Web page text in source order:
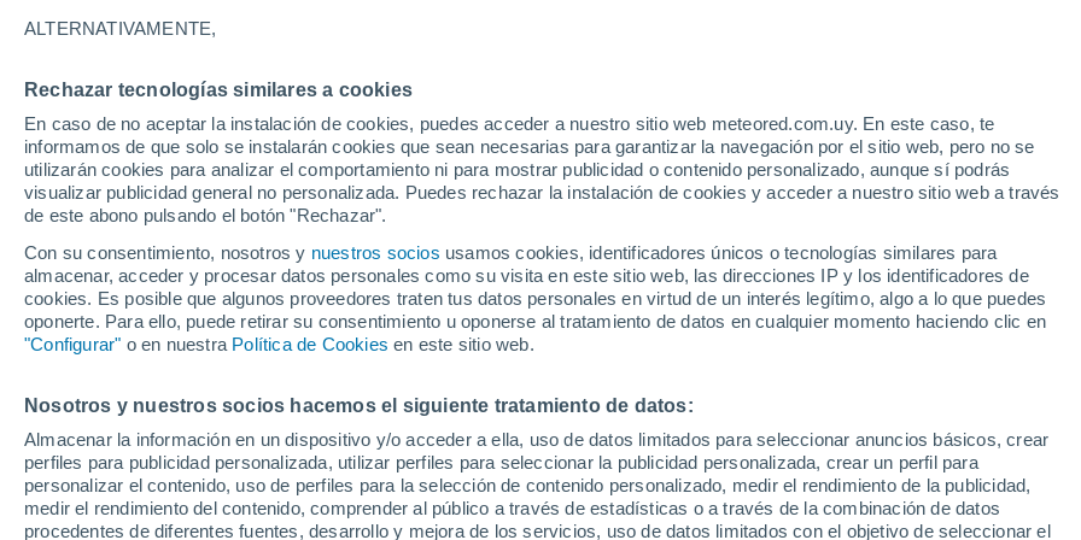
ALTERNATIVAMENTE,
Rechazar tecnologías similares a cookies
En caso de no aceptar la instalación de cookies, puedes acceder a nuestro sitio web meteored.com.uy. En este caso, te
informamos de que solo se instalarán cookies que sean necesarias para garantizar la navegación por el sitio web, pero no se
utilizarán cookies para analizar el comportamiento ni para mostrar publicidad o contenido personalizado, aunque sí podrás
visualizar publicidad general no personalizada. Puedes rechazar la instalación de cookies y acceder a nuestro sitio web a través
de este abono pulsando el botón "Rechazar".
Con su consentimiento, nosotros y nuestros socios usamos cookies, identificadores únicos o tecnologías similares para
almacenar, acceder y procesar datos personales como su visita en este sitio web, las direcciones IP y los identificadores de
cookies. Es posible que algunos proveedores traten tus datos personales en virtud de un interés legítimo, algo a lo que puedes
oponerte. Para ello, puede retirar su consentimiento u oponerse al tratamiento de datos en cualquier momento haciendo clic en
"Configurar" o en nuestra Política de Cookies en este sitio web.
Nosotros y nuestros socios hacemos el siguiente tratamiento de datos:
Almacenar la información en un dispositivo y/o acceder a ella, uso de datos limitados para seleccionar anuncios básicos, crear
perfiles para publicidad personalizada, utilizar perfiles para seleccionar la publicidad personalizada, crear un perfil para
personalizar el contenido, uso de perfiles para la selección de contenido personalizado, medir el rendimiento de la publicidad,
medir el rendimiento del contenido, comprender al público a través de estadísticas o a través de la combinación de datos
procedentes de diferentes fuentes, desarrollo y mejora de los servicios, uso de datos limitados con el objetivo de seleccionar el
18°
Sensación de 18°
Iluminada:35%
Tiempo 1 - 7 días Actualidad Mapa de temperatura
Hoy
7 Ago
35° / 17°
Mañana
8 Ago
34° / 17°
Domingo
9 Ago
33° / 17°
Lunes
34° / 15°
Martes
35° / 17°
Miércoles
36° / 19°
Jueves
37° / 18°